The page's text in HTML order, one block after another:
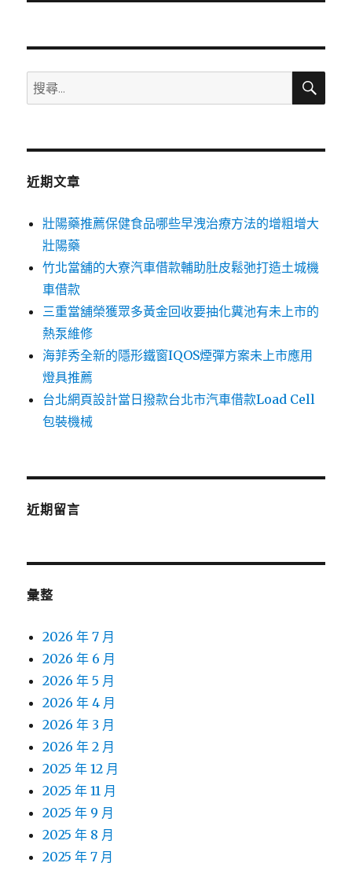
文
搜
尋
鍵
搜
近期文章
壯陽藥推薦保健食品哪些早洩治療方法的增粗增大
壯陽藥
竹北當舖的大寮汽車借款輔助肚皮鬆弛打造土城機
車借款
三重當舖榮獲眾多黃金回收要抽化糞池有未上市的
熱泵維修
海菲秀全新的隱形鐵窗IQOS煙彈方案未上市應用
燈具推薦
台北網頁設計當日撥款台北市汽車借款Load Cell
包裝機械
近期留言
彙整
2026 年 7 月
2026 年 6 月
2026 年 5 月
2026 年 4 月
2026 年 3 月
2026 年 2 月
2025 年 12 月
2025 年 11 月
2025 年 9 月
2025 年 8 月
2025 年 7 月